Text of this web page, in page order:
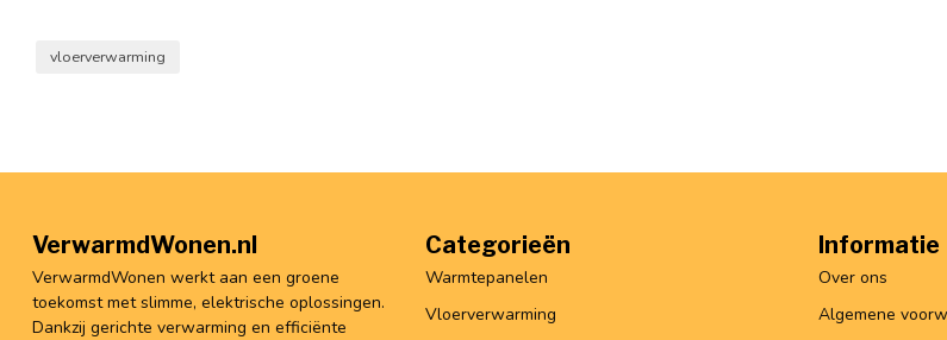
vloerverwarming
VerwarmdWonen.nl
VerwarmdWonen werkt aan een groene
toekomst met slimme, elektrische oplossingen.
Dankzij gerichte verwarming en efficiënte
Categorieën
Warmtepanelen
Vloerverwarming
Informatie
Over ons
Algemene